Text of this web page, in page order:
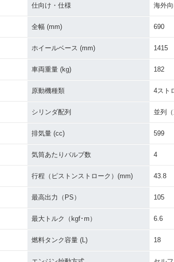
RT Edition・カラーチェ
カラーチェンジ
2019年 Ninja ZX-6R AB
2016年 Ninja ZX-6R
S Special Edition
仕向け・仕様 海外
全幅 (mm) 690
ホイールベース (mm) 1415
車両重量 (kg) 182
原動機種類 4スト
シリンダ配列 並列（
排気量 (cc) 599
気筒あたりバルブ数 4
行程（ピストンストローク）(mm) 43.8
最高出力（PS） 105
最大トルク（kgf･m） 6.6
燃料タンク容量 (L) 18